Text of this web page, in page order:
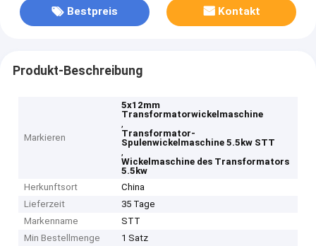
Bestpreis Kontakt
Produkt-Beschreibung
Markieren
5x12mm
Transformatorwickelmaschine
,
Transformator-
Spulenwickelmaschine 5.5kw STT
,
Wickelmaschine des Transformators
5.5kw
Herkunftsort
China
Lieferzeit
35 Tage
Markenname
STT
Min Bestellmenge
1 Satz